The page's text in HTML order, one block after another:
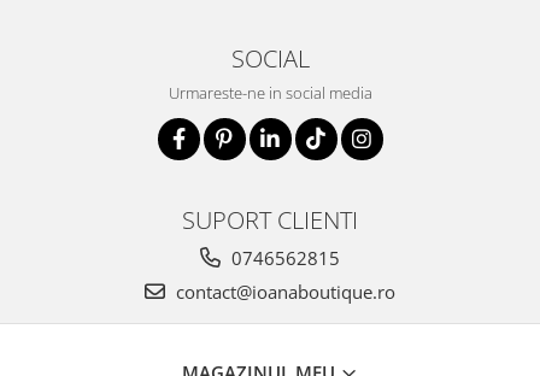
SOCIAL
Urmareste-ne in social media
SUPORT CLIENTI
0746562815
contact@ioanaboutique.ro